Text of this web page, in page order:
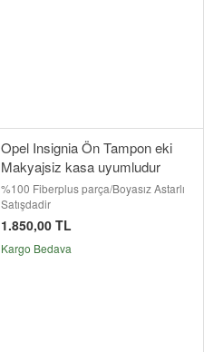
Opel Insignia Ön Tampon eki
Makyajsiz kasa uyumludur
%100 Fiberplus parça/Boyasız Astarlı
Satışdadir
1.850,00 TL
Kargo Bedava